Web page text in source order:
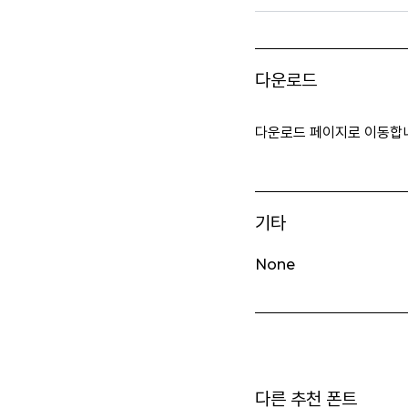
다운로드
다운로드 페이지로 이동합
기타
None
다른 추천 폰트